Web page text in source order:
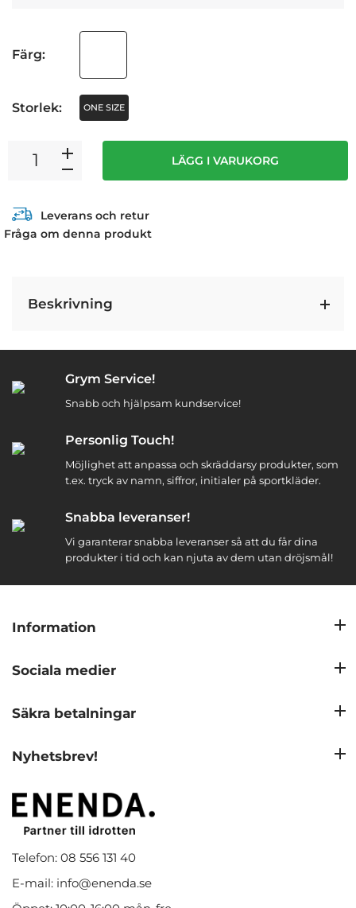
Färg:
Storlek: ONE SIZE
LÄGG I VARUKORG
Leverans och retur
Fråga om denna produkt
Beskrivning
Grym Service!
Snabb och hjälpsam kundservice!
Personlig Touch!
Möjlighet att anpassa och skräddarsy produkter, som
t.ex. tryck av namn, siffror, initialer på sportkläder.
Snabba leveranser!
Vi garanterar snabba leveranser så att du får dina
produkter i tid och kan njuta av dem utan dröjsmål!
Telefon: 08 556 131 40
E-mail: info@enenda.se
Information
Sociala medier
Säkra betalningar
Nyhetsbrev!